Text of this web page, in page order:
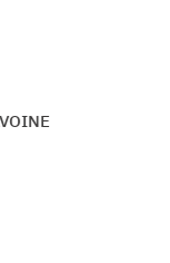
KLORANE